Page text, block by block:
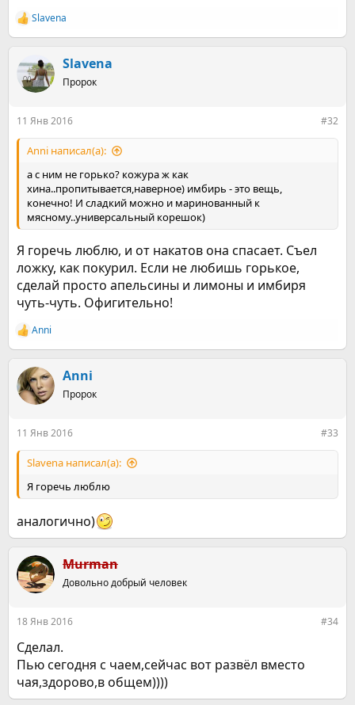
Р
е
к
и
Slavena
Slavena
Пророк
11 Янв 2016 #32
Anni написал(а):
а с ним не горько? кожура ж как
хина..пропитывается,наверное) имбирь - это вещь,
конечно! И сладкий можно и маринованный к
мясному..универсальный корешок)
Я горечь люблю, и от накатов она спасает. Съел
ложку, как покурил. Если не любишь горькое,
сделай просто апельсины и лимоны и имбиря
чуть-чуть. Офигительно!
Р
е
к
ц
и
Anni
Anni
Пророк
11 Янв 2016 #33
Slavena написал(а):
Я горечь люблю
аналогично)
Murman
Довольно добрый человек
18 Янв 2016 #34
Сделал.
Пью сегодня с чаем,сейчас вот развёл вместо
чая,здорово,в общем))))